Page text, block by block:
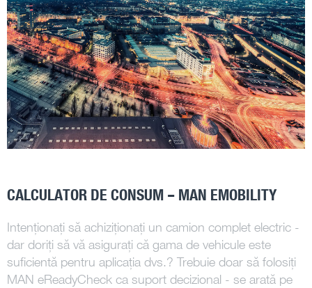
CALCULATOR DE CONSUM – MAN EMOBILITY
Intenționați să achiziționați un camion complet electric -
dar doriți să vă asigurați că gama de vehicule este
suficientă pentru aplicația dvs.? Trebuie doar să folosiți
MAN eReadyCheck ca suport decizional - se arată pe